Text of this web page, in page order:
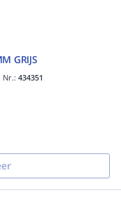
GRIJS
Nr.: 434351